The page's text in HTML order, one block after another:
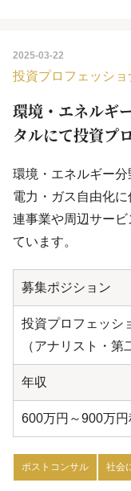
2025-03-22
投資プロフェッショ
環境・エネルギ
タルにて投資プ
環境・エネルギー分
電力・ガス自由化
連事業や周辺サー
ています。
募集ポジション
投資プロフェッシ
（アナリスト・第
年収
600万円～900万
ポストコンサル 社会